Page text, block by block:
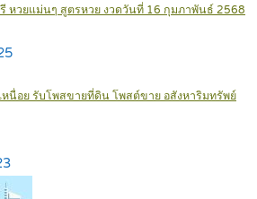
หวยแม่นๆ สูตรหวย งวดวันที่ 16 กุมภาพันธ์ 2568
หนื่อย รับโพสขายที่ดิน โพสต์ขาย อสังหาริมทรัพย์